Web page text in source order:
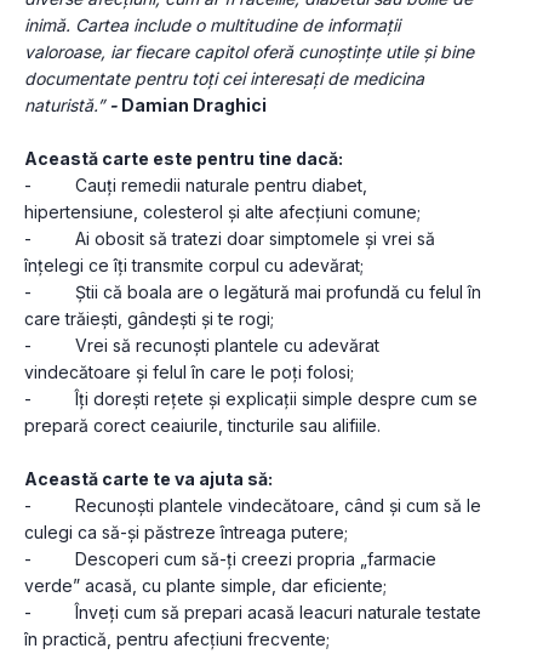
inimă. Cartea include o multitudine de informații
valoroase, iar fiecare capitol oferă cunoștințe utile și bine
documentate pentru toți cei interesați de medicina
naturistă.” - Damian Draghici
Această carte este pentru tine dacă:
-         Cauți remedii naturale pentru diabet,
hipertensiune, colesterol și alte afecțiuni comune;
-         Ai obosit să tratezi doar simptomele și vrei să
înțelegi ce îți transmite corpul cu adevărat;
-         Știi că boala are o legătură mai profundă cu felul în
care trăiești, gândești și te rogi;
-         Vrei să recunoști plantele cu adevărat
vindecătoare și felul în care le poți folosi;
-         Îți dorești rețete și explicații simple despre cum se
prepară corect ceaiurile, tincturile sau alifiile.
Această carte te va ajuta să:
-         Recunoști plantele vindecătoare, când și cum să le
culegi ca să-și păstreze întreaga putere;
-         Descoperi cum să-ți creezi propria „farmacie
verde” acasă, cu plante simple, dar eficiente;
-         Înveți cum să prepari acasă leacuri naturale testate
în practică, pentru afecțiuni frecvente;